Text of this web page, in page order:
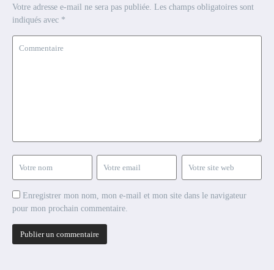
Votre adresse e-mail ne sera pas publiée. Les champs obligatoires sont
indiqués avec *
Enregistrer mon nom, mon e-mail et mon site dans le navigateur
pour mon prochain commentaire.